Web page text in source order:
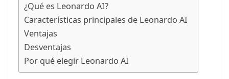
¿Qué es Leonardo AI?
Características principales de Leonardo AI
Ventajas
Desventajas
Por qué elegir Leonardo AI